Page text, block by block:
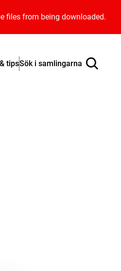
files from being downloaded.
tipsSök i samlingarna